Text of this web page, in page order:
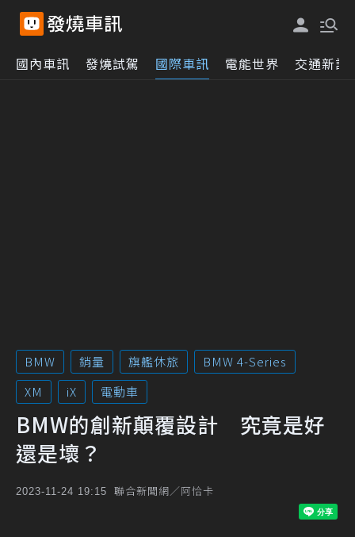
國內車訊 發燒試駕 國際車訊 電能世界 交通新訊
BMW 銷量 旗艦休旅
BMW 4-Series
XM
iX 電動車
BMW的創新顛覆設計 究竟是好
還是壞？
2023-11-24 19:15 聯合新聞網／阿恰卡